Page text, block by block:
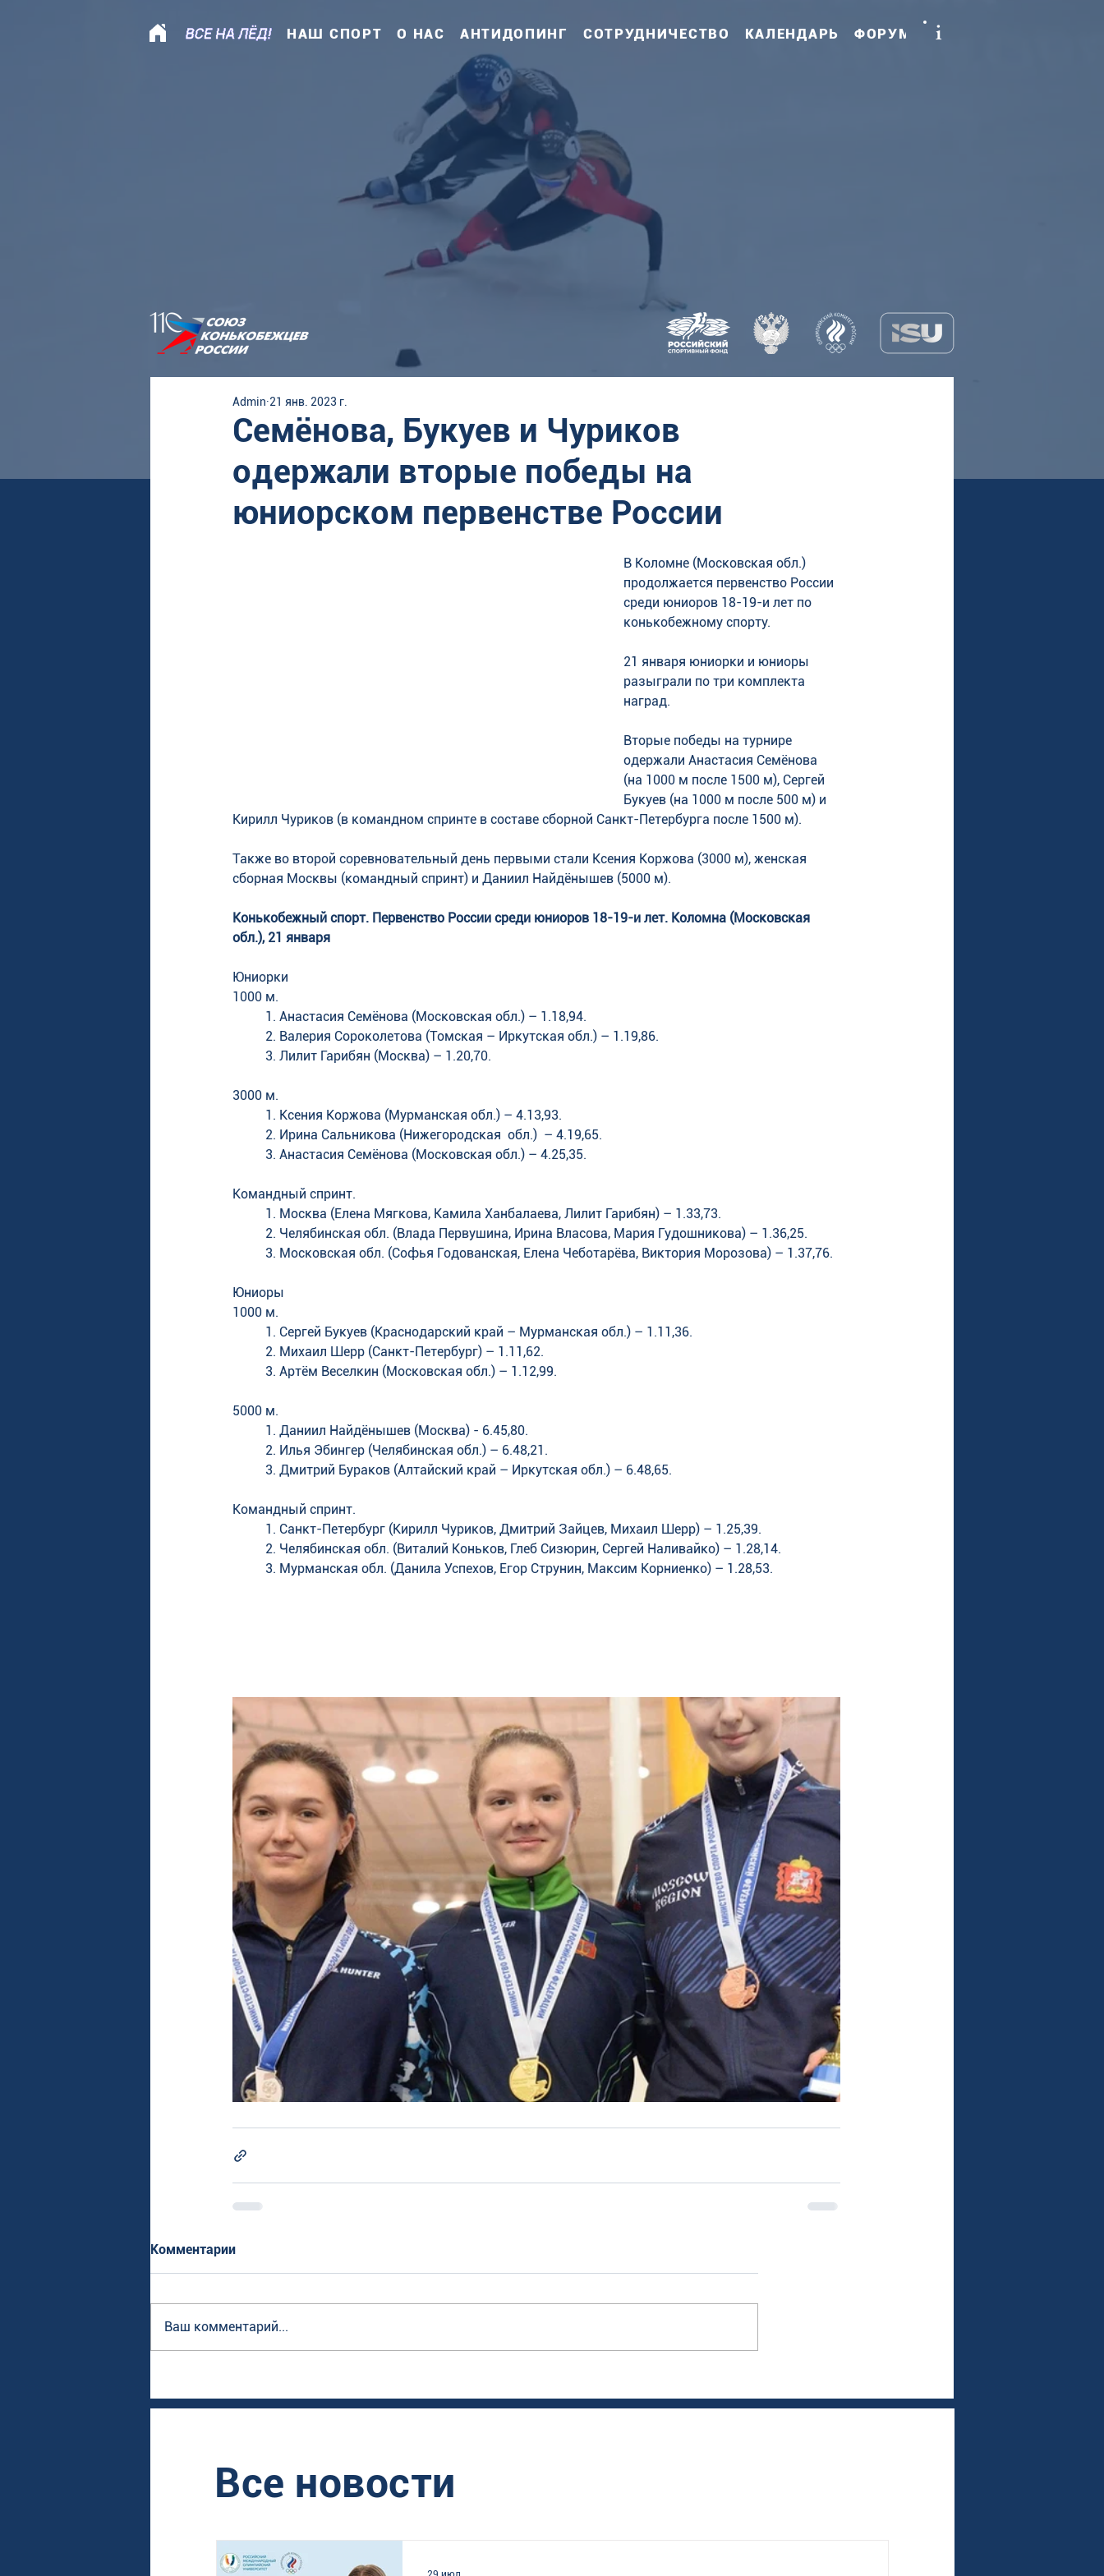
НАШ СПОРТ О НАС АНТИДОПИНГ СОТРУДНИЧЕСТВО КАЛЕНДАРЬ ФОРУМ i
Семёнова, Букуев и Чуриков
одержали вторые победы на
юниорском первенстве России
Admin 21 янв. 2023 г.
В Коломне (Московская обл.)
продолжается первенство России
среди юниоров 18-19-и лет по
конькобежному спорту.
21 января юниорки и юниоры
разыграли по три комплекта
наград.
Вторые победы на турнире
одержали Анастасия Семёнова
(на 1000 м после 1500 м), Сергей
Букуев (на 1000 м после 500 м) и
Кирилл Чуриков (в командном спринте в составе сборной Санкт-Петербурга после 1500 м).
Также во второй соревновательный день первыми стали Ксения Коржова (3000 м), женская
сборная Москвы (командный спринт) и Даниил Найдёнышев (5000 м).
Конькобежный спорт. Первенство России среди юниоров 18-19-и лет. Коломна (Московская
обл.), 21 января
Юниорки
1000 м.
1. Анастасия Семёнова (Московская обл.) – 1.18,94.
2. Валерия Сороколетова (Томская – Иркутская обл.) – 1.19,86.
3. Лилит Гарибян (Москва) – 1.20,70.
3000 м.
1. Ксения Коржова (Мурманская обл.) – 4.13,93.
2. Ирина Сальникова (Нижегородская  обл.)  – 4.19,65.
3. Анастасия Семёнова (Московская обл.) – 4.25,35.
Командный спринт.
1. Москва (Елена Мягкова, Камила Ханбалаева, Лилит Гарибян) – 1.33,73.
2. Челябинская обл. (Влада Первушина, Ирина Власова, Мария Гудошникова) – 1.36,25.
3. Московская обл. (Софья Годованская, Елена Чеботарёва, Виктория Морозова) – 1.37,76.
Юниоры
1000 м.
1. Сергей Букуев (Краснодарский край – Мурманская обл.) – 1.11,36.
2. Михаил Шерр (Санкт-Петербург) – 1.11,62.
3. Артём Веселкин (Московская обл.) – 1.12,99.
5000 м.
1. Даниил Найдёнышев (Москва) - 6.45,80.
2. Илья Эбингер (Челябинская обл.) – 6.48,21.
3. Дмитрий Бураков (Алтайский край – Иркутская обл.) – 6.48,65.
Командный спринт.
1. Санкт-Петербург (Кирилл Чуриков, Дмитрий Зайцев, Михаил Шерр) – 1.25,39.
2. Челябинская обл. (Виталий Коньков, Глеб Сизюрин, Сергей Наливайко) – 1.28,14.
3. Мурманская обл. (Данила Успехов, Егор Струнин, Максим Корниенко) – 1.28,53.
Комментарии
Ваш комментарий...
Все новости